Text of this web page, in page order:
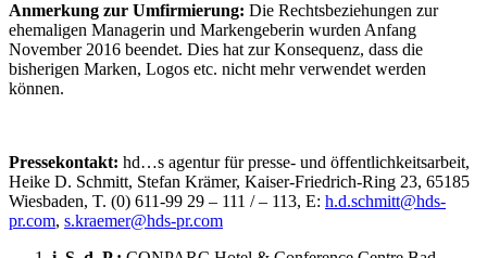
Anmerkung zur Umfirmierung: Die Rechtsbeziehungen zur
ehemaligen Managerin und Markengeberin wurden Anfang
November 2016 beendet. Dies hat zur Konsequenz, dass die
bisherigen Marken, Logos etc. nicht mehr verwendet werden
können.
Pressekontakt: hd…s agentur für presse- und öffentlichkeitsarbeit,
Heike D. Schmitt, Stefan Krämer, Kaiser-Friedrich-Ring 23, 65185
Wiesbaden, T. (0) 611-99 29 – 111 / – 113, E: h.d.schmitt@hds-
pr.com, s.kraemer@hds-pr.com